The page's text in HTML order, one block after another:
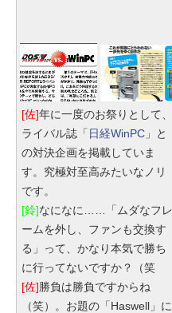
[佐]年に一度のお祭りとして、
ライバル誌「日経WinPC」と
の対決企画を掲載していま
す。究極対至高みたいなノリ
です。
[鈴]なになに……「ムダなフレ
ームを外し、ファンも交換す
る」って、かなり本気で勝ち
に行ってないですか？（笑
[佐]勝負は勝負ですからね
（笑）。お題の「Haswell」に